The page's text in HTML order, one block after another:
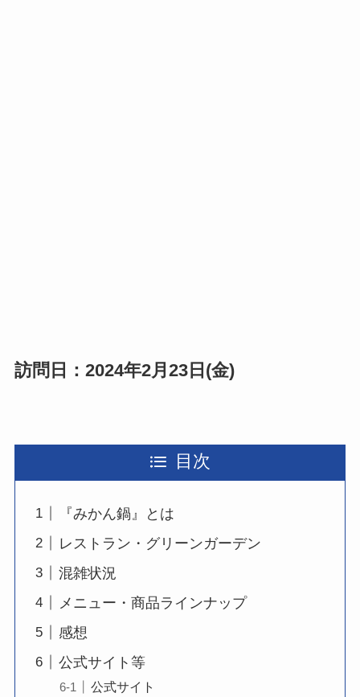
訪問日：2024年2月23日(金)
目次
『みかん鍋』とは
レストラン・グリーンガーデン
混雑状況
メニュー・商品ラインナップ
感想
公式サイト等
公式サイト